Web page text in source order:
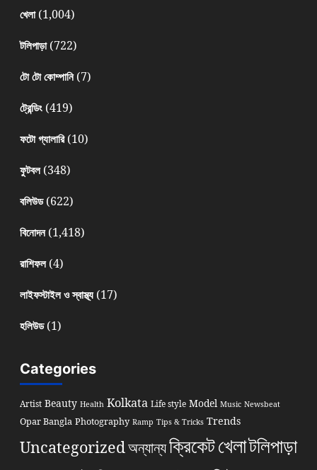
খেলা(1,004)
টলিপাড়া(722)
টো টো কোম্পানি(7)
ট্রেন্ডিং(419)
ফটো গ্যালারি(10)
ফুটবল(348)
বলিউড(622)
বিনোদন(1,418)
রাশিফল(4)
লাইফস্টাইল ও স্বাস্থ্য(17)
হলিউড(1)
Categories
Artist Beauty Health Kolkata Life style Model Music Newsbeat
Opar Bangla Photography Ramp Tips & Tricks Trends
Uncategorizedঅন্যান্যক্রিকেটখেলাটলিপাড়া